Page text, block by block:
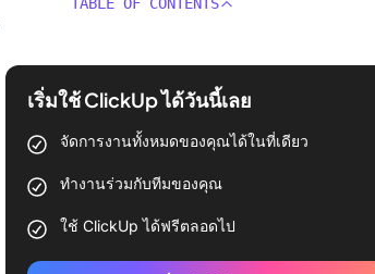
เริ่มใช้ ClickUp ได้วันนี้เลย
จัดการงานทั้งหมดของคุณได้ในที่เดียว
ทำงานร่วมกับทีมของคุณ
ใช้ ClickUp ได้ฟรีตลอดไป